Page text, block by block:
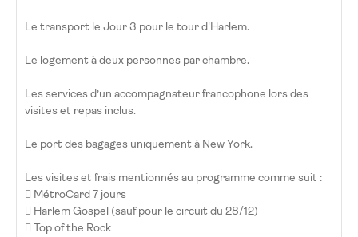
Le transport le Jour 3 pour le tour d'Harlem.
Le logement à deux personnes par chambre.
Les services d’un accompagnateur francophone lors des
visites et repas inclus.
Le port des bagages uniquement à New York.
Les visites et frais mentionnés au programme comme suit :
 MétroCard 7 jours
 Harlem Gospel (sauf pour le circuit du 28/12)
 Top of the Rock